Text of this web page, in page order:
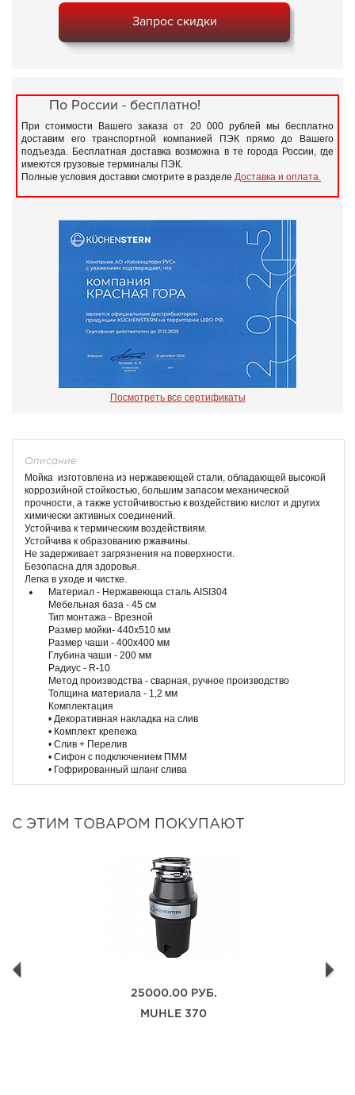
Запрос скидки
По России - бесплатно!
При стоимости Вашего заказа от 20 000 рублей мы бесплатно
доставим его транспортной компанией ПЭК прямо до Вашего
подъезда. Бесплатная доставка возможна в те города России, где
имеются грузовые терминалы ПЭК.
Полные условия доставки смотрите в разделе Доставка и оплата.
Посмотреть все сертификаты
Описание
Мойка изготовлена из нержавеющей стали, обладающей высокой
коррозийной стойкостью, большим запасом механической
прочности, а также устойчивостью к воздействию кислот и других
химически активных соединений.
Устойчива к термическим воздействиям.
Устойчива к образованию ржавчины.
Не задерживает загрязнения на поверхности.
Безопасна для здоровья.
Легка в уходе и чистке.
Материал - Нержавеюща сталь AISI304
Мебельная база - 45 см
Тип монтажа - Врезной
Размер мойки- 440х510 мм
Размер чаши - 400х400 мм
Глубина чаши - 200 мм
Радиус - R-10
Метод производства - сварная, ручное производство
Толщина материала - 1,2 мм
Комплектация
• Декоративная накладка на слив
• Комплект крепежа
• Слив + Перелив
• Сифон с подключением ПММ
• Гофрированный шланг слива
С ЭТИМ ТОВАРОМ ПОКУПАЮТ
25000.00РУБ.
MUHLE 370